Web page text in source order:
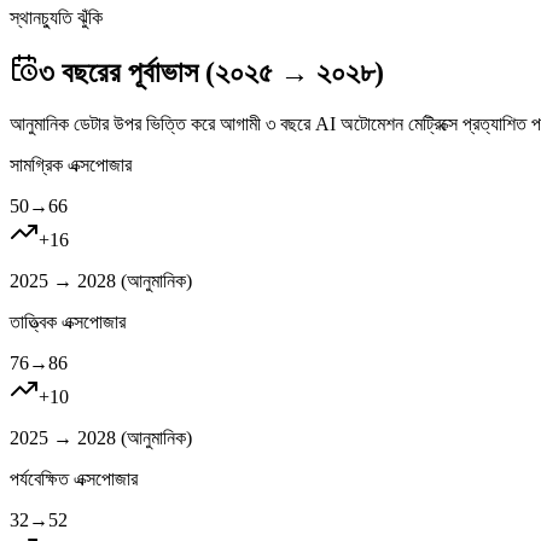
স্থানচ্যুতি ঝুঁকি
৩ বছরের পূর্বাভাস (২০২৫ → ২০২৮)
আনুমানিক ডেটার উপর ভিত্তি করে আগামী ৩ বছরে AI অটোমেশন মেট্রিক্সে প্রত্যাশিত
সামগ্রিক এক্সপোজার
50→66
+16
2025 → 2028 (আনুমানিক)
তাত্ত্বিক এক্সপোজার
76→86
+10
2025 → 2028 (আনুমানিক)
পর্যবেক্ষিত এক্সপোজার
32 → 52